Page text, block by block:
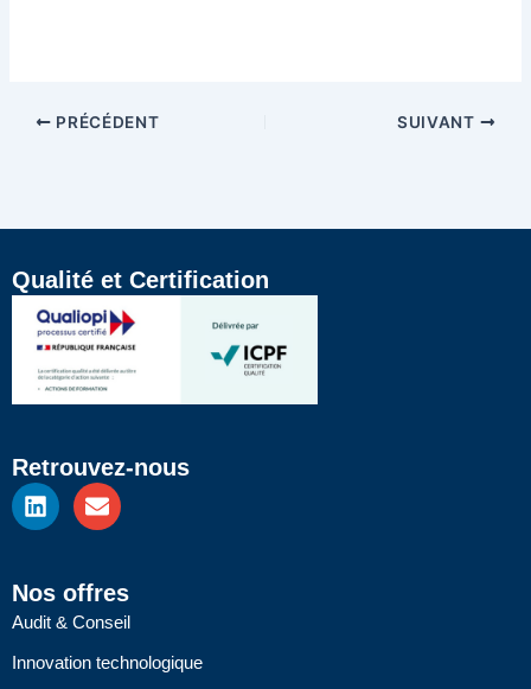
PRÉCÉDENT SUIVANT
Qualité et Certification
Retrouvez-nous
L
i
e
d
i
n
E
n
l
o
p
e
Nos offres
Audit & Conseil
Innovation technologique